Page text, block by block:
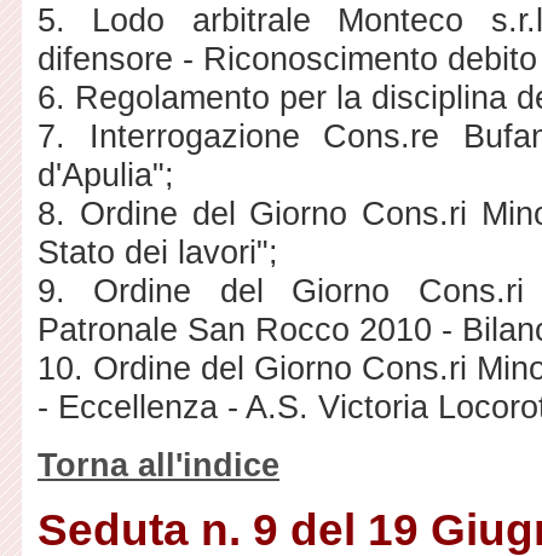
5. Lodo arbitrale Monteco
difensore - Riconoscimento
6. Regolamento per la disciplina
7. Interrogazione Cons.re
d'Apulia";
8. Ordine del Giorno Cons.ri
Stato dei lavori";
9. Ordine del Giorno Cons.ri
Patronale San Rocco 2010 -
10. Ordine del Giorno Cons.ri
- Eccellenza - A.S. Victoria
Torna all'indice
Seduta n. 9 del 19